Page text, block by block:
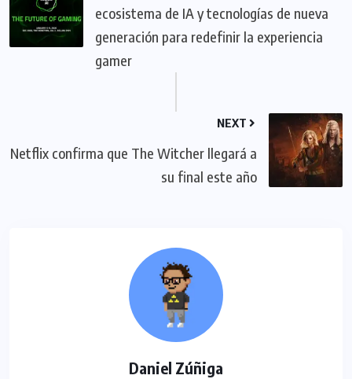
ecosistema de IA y tecnologías de nueva
generación para redefinir la experiencia
gamer
NEXT
Netflix confirma que The Witcher llegará a
su final este año
Daniel Zúñiga